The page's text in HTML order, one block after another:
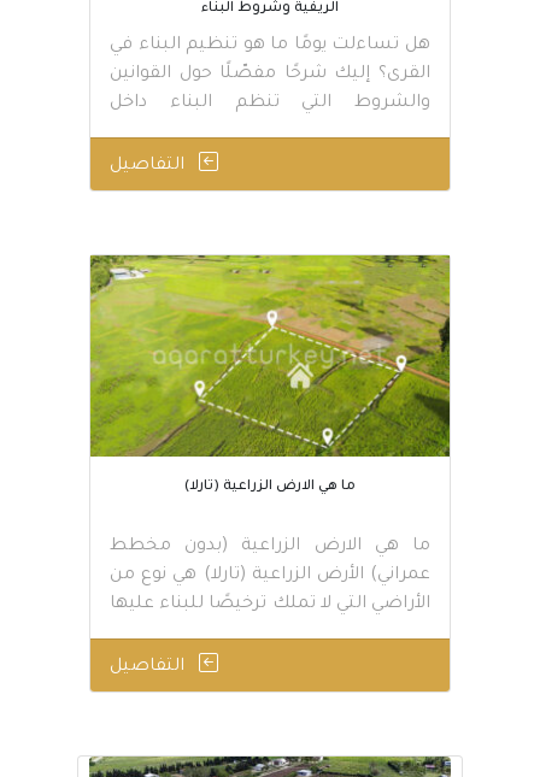
الريفية وشروط البناء
هل تساءلت يومًا ما هو تنظيم البناء في
القرى؟ إليك شرحًا مفصّلًا حول القوانين
والشروط التي تنظم البناء داخل
التفاصيل
ما هي الارض الزراعية (تارلا)
ما هي الارض الزراعية (بدون مخطط
عمراني) الأرض الزراعية (تارلا) هي نوع من
الأراضي التي لا تملك ترخيصًا للبناء عليها
التفاصيل